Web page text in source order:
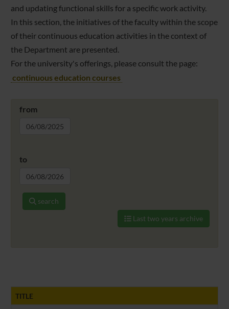
and updating functional skills for a specific work activity.
In this section, the initiatives of the faculty within the scope
of their continuous education activities in the context of
the Department are presented.
For the university's offerings, please consult the page:
continuous education courses
from
to
search
Last two years archive
TITLE